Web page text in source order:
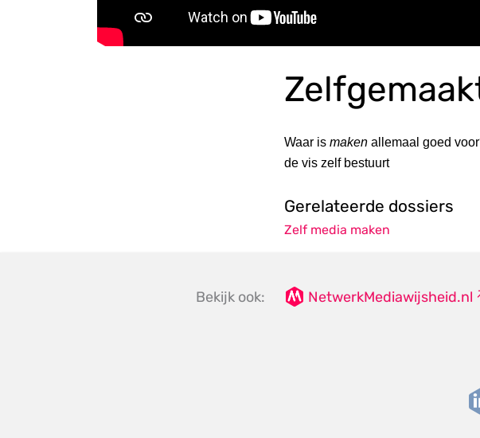
Waar is maken allemaal goed
de vis zelf bestuurt
Gerelateerde dossiers
Zelf media maken
Bekijk ook: NetwerkMediawijsheid.nl